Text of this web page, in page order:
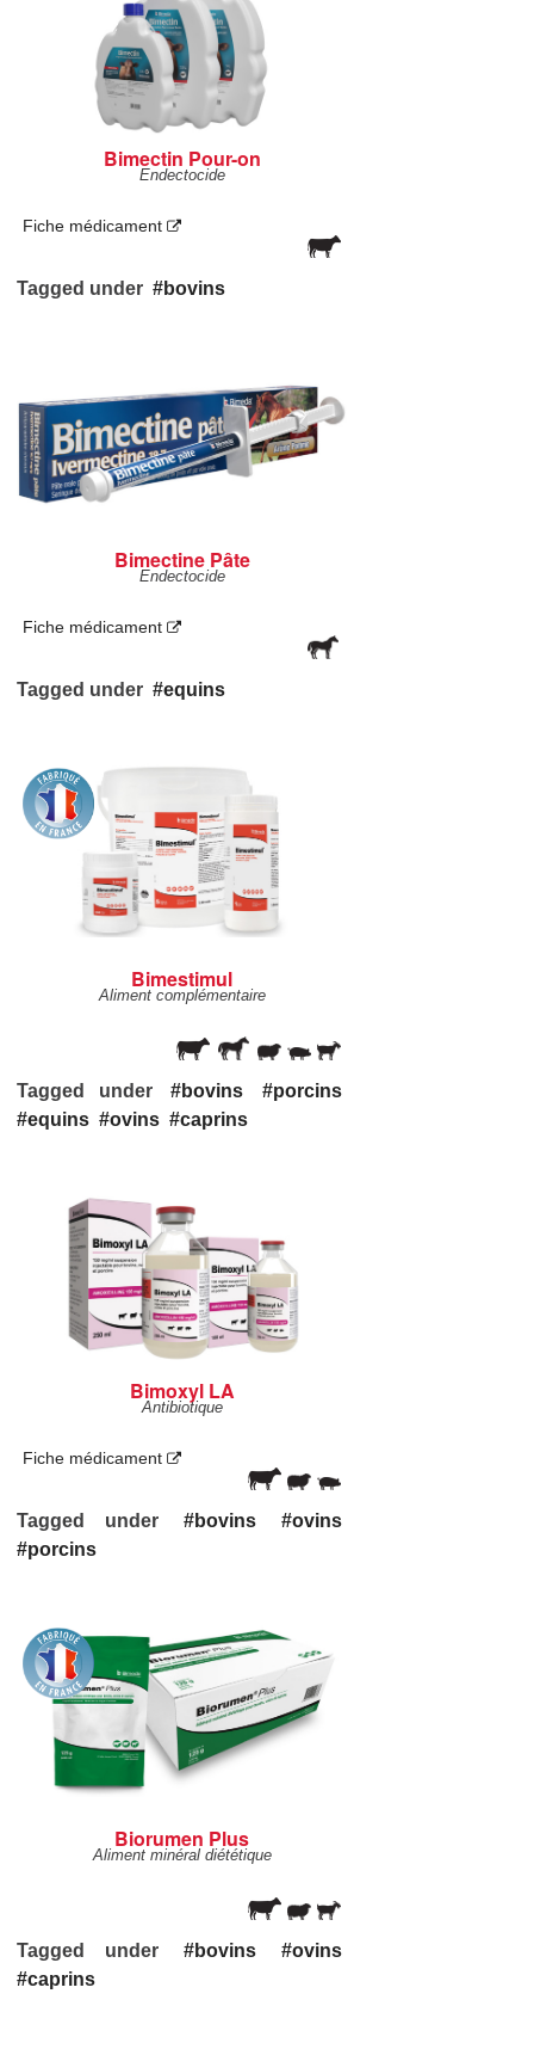
Bimectin Pour-on
Endectocide
Fiche médicament
Tagged under bovins
Bimectine Pâte
Endectocide
Fiche médicament
Tagged under equins
Bimestimul
Aliment complémentaire
Tagged under bovins
porcins
equins
ovins caprins
Bimoxyl LA
Antibiotique
Fiche médicament
Tagged under bovins
ovins
porcins
Biorumen Plus
Aliment minéral diététique
Tagged under bovins
ovins
caprins